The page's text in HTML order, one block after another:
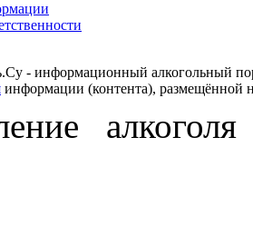
- информационный алкогольный
информации (контента), размещённой